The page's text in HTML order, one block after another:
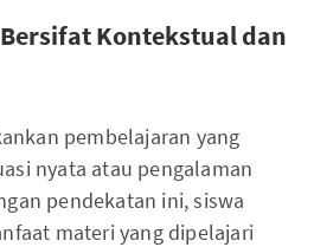
Kontekstual dan
pembelajaran yang
nyata atau pengalaman
pendekatan ini, siswa
materi yang dipelajari